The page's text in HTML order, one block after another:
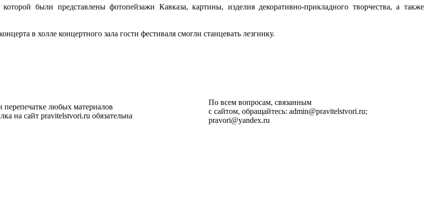
были представлены фотопейзажи Кавказа, картины, изделия декоративно-прикладного творчества, а также
в холле концертного зала гости фестиваля смогли станцевать лезгинку.
перепечатке любых материалов
на сайт pravitelstvori.ru обязательна
По всем вопросам, связанным
с сайтом, обращайтесь: admin@pravitelstvori.ru;
pravori@yandex.ru